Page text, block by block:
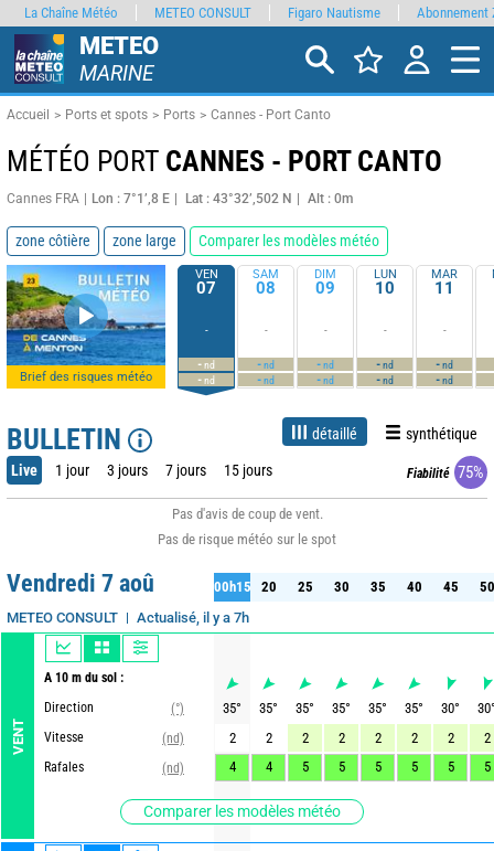
METEO
MARINE
Accueil Ports et spots Ports Cannes - Port Canto
MÉTÉO PORT CANNES - PORT CANTO
Cannes FRA Lon : 7°1’,8 E Lat : 43°32’,502 N Alt : 0m
zone côtière zone large Comparer les modèles météo
Brief des risques météo
VEN
07
-
-nd
-nd
SAM
08
-
-nd
-nd
DIM
09
-
-nd
-nd
LUN
10
-
-nd
-nd
MAR
11
-
-nd
-nd
BULLETIN détaillé synthétique
Live 1 jour 3 jours 7 jours 15 jours Fiabilité 75%
Pas d'avis de coup de vent.
Pas de risque météo sur le spot
Vendredi 7 aoû
METEO CONSULT Actualisé, il y a 7h
VENT
A 10 m du sol :
Direction
(°)
Vitesse
(nd)
Rafales
(nd)
Comparer les modèles météo
00h15 20 25 30 35 40 45 50
15 20 25 30 35 40 45 50
35° 35° 35° 35° 35° 35° 30° 30
2
2 2 2 2 2 2
2
4
4 5 5 5 5 5 5
La Chaîne Météo METEO CONSULT Figaro Nautisme Abonnement